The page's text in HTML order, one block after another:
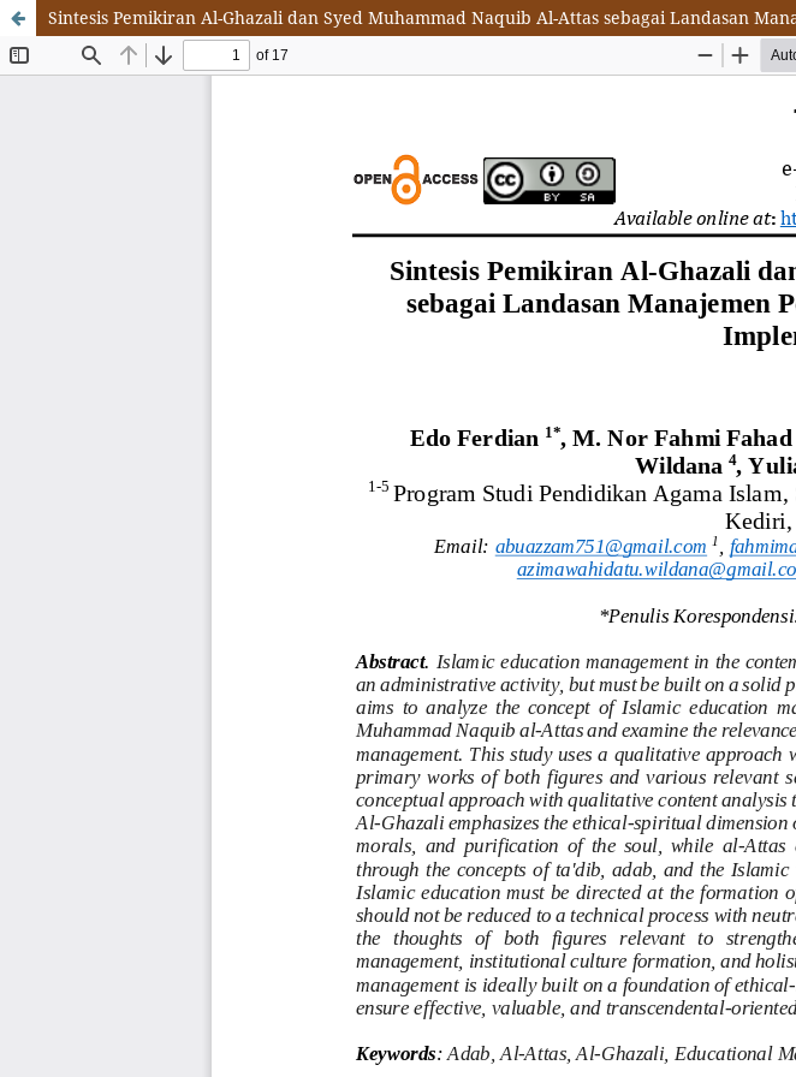
Sintesis Pemikiran Al-Ghazali dan Syed Muhammad Naquib Al-Attas sebagai Landasan